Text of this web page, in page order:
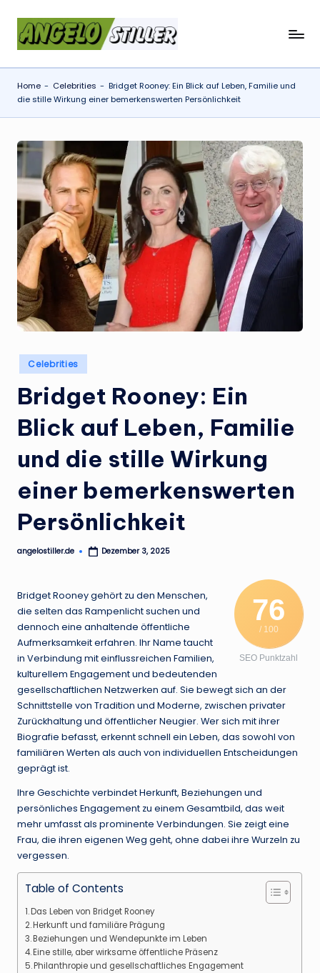
a
n
g
e
l
o
s
t
il
l
e
r
.
d
e
Home - Celebrities - Bridget Rooney: Ein Blick auf Leben, Familie und
die stille Wirkung einer bemerkenswerten Persönlichkeit
Posted
in
Celebrities
Bridget Rooney: Ein
Blick auf Leben, Familie
und die stille Wirkung
einer bemerkenswerten
Persönlichkeit
Posted
angelostiller.de Dezember 3, 2025
76
/ 100
SEO Punktzahl
Bridget Rooney gehört zu den Menschen,
die selten das Rampenlicht suchen und
dennoch eine anhaltende öffentliche
Aufmerksamkeit erfahren. Ihr Name taucht
in Verbindung mit einflussreichen Familien,
kulturellem Engagement und bedeutenden
gesellschaftlichen Netzwerken auf. Sie bewegt sich an der
Schnittstelle von Tradition und Moderne, zwischen privater
Zurückhaltung und öffentlicher Neugier. Wer sich mit ihrer
Biografie befasst, erkennt schnell ein Leben, das sowohl von
familiären Werten als auch von individuellen Entscheidungen
geprägt ist.
Ihre Geschichte verbindet Herkunft, Beziehungen und
persönliches Engagement zu einem Gesamtbild, das weit
mehr umfasst als prominente Verbindungen. Sie zeigt eine
Frau, die ihren eigenen Weg geht, ohne dabei ihre Wurzeln zu
vergessen.
Table of Contents
Das Leben von Bridget Rooney
Herkunft und familiäre Prägung
Beziehungen und Wendepunkte im Leben
Eine stille, aber wirksame öffentliche Präsenz
Philanthropie und gesellschaftliches Engagement